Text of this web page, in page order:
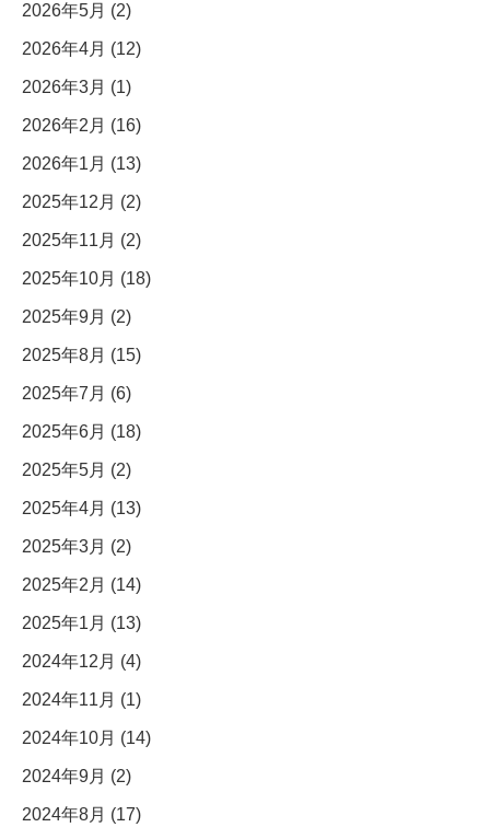
2026年5月 (2)
2026年4月 (12)
2026年3月 (1)
2026年2月 (16)
2026年1月 (13)
2025年12月 (2)
2025年11月 (2)
2025年10月 (18)
2025年9月 (2)
2025年8月 (15)
2025年7月 (6)
2025年6月 (18)
2025年5月 (2)
2025年4月 (13)
2025年3月 (2)
2025年2月 (14)
2025年1月 (13)
2024年12月 (4)
2024年11月 (1)
2024年10月 (14)
2024年9月 (2)
2024年8月 (17)